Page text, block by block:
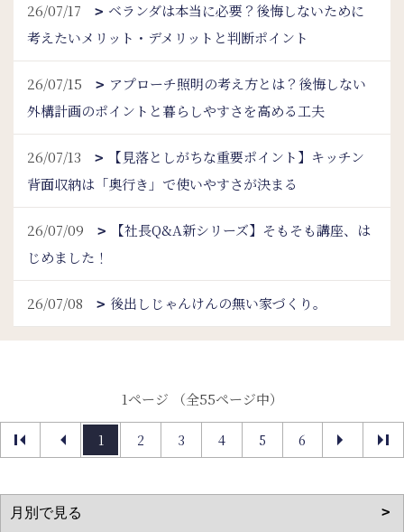
26/07/17
ベランダは本当に必要？後悔しないために
考えたいメリット・デメリットと判断ポイント
26/07/15
アプローチ照明の考え方とは？後悔しない
外構計画のポイントと暮らしやすさを高める工夫
26/07/13
【見落としがちな重要ポイント】キッチン
背面収納は「奥行き」で使いやすさが決まる
26/07/09
【社長Q&A新シリーズ】そもそも講座、は
じめました！
26/07/08 後出しじゃんけんの無い家づくり。
1ページ （全55ページ中）
1 2 3 4 5 6